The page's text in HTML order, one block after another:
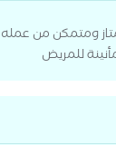
ومتمكن من
للمريض